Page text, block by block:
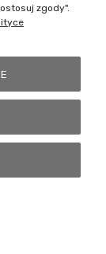
zgody".